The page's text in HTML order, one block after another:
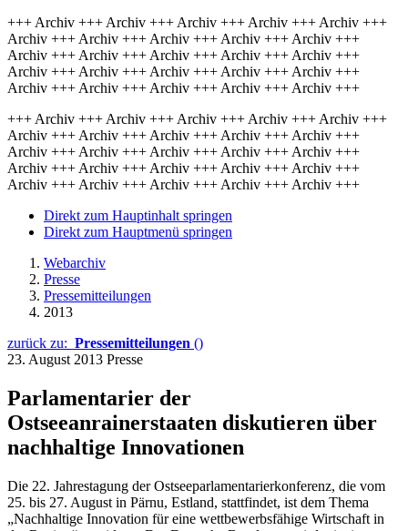
+++ Archiv +++ Archiv +++ Archiv +++ Archiv +++ Archiv +++
Archiv +++ Archiv +++ Archiv +++ Archiv +++ Archiv +++
Archiv +++ Archiv +++ Archiv +++ Archiv +++ Archiv +++
Archiv +++ Archiv +++ Archiv +++ Archiv +++ Archiv +++
Archiv +++ Archiv +++ Archiv +++ Archiv +++ Archiv +++
+++ Archiv +++ Archiv +++ Archiv +++ Archiv +++ Archiv +++
Archiv +++ Archiv +++ Archiv +++ Archiv +++ Archiv +++
Archiv +++ Archiv +++ Archiv +++ Archiv +++ Archiv +++
Archiv +++ Archiv +++ Archiv +++ Archiv +++ Archiv +++
Archiv +++ Archiv +++ Archiv +++ Archiv +++ Archiv +++
Direkt zum Hauptinhalt springen
Direkt zum Hauptmenü springen
Webarchiv
Presse
Pressemitteilungen
2013
zurück zu: Pressemitteilungen ()
23. August 2013 Presse
Parlamentarier der
Ostseeanrainerstaaten diskutieren über
nachhaltige Innovationen
Die 22. Jahrestagung der Ostseeparlamentarierkonferenz, die vom
25. bis 27. August in Pärnu, Estland, stattfindet, ist dem Thema
„Nachhaltige Innovation für eine wettbewerbsfähige Wirtschaft in